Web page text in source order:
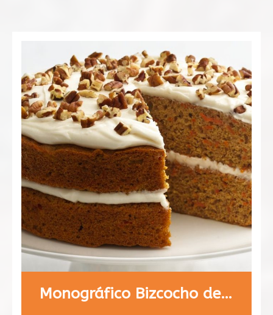
Monográfico Bizcocho de Zanahoria, carrot cake